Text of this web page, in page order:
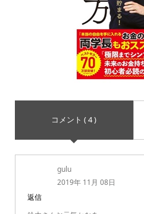
コメント ( 4 )
gulu
2019年 11月 08日
返信